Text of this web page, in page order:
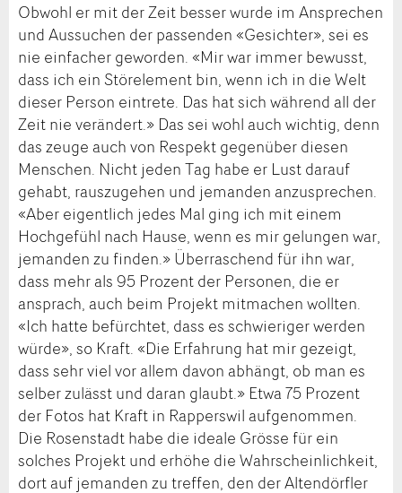
Obwohl er mit der Zeit besser wurde im Ansprechen
und Aussuchen der passenden «Gesichter», sei es
nie einfacher geworden. «Mir war immer bewusst,
dass ich ein Störelement bin, wenn ich in die Welt
dieser Person eintrete. Das hat sich während all der
Zeit nie verändert.» Das sei wohl auch wichtig, denn
das zeuge auch von Respekt gegenüber diesen
Menschen. Nicht jeden Tag habe er Lust darauf
gehabt, rauszugehen und jemanden anzusprechen.
«Aber eigentlich jedes Mal ging ich mit einem
Hochgefühl nach Hause, wenn es mir gelungen war,
jemanden zu finden.» Überraschend für ihn war,
dass mehr als 95 Prozent der Personen, die er
ansprach, auch beim Projekt mitmachen wollten.
«Ich hatte befürchtet, dass es schwieriger werden
würde», so Kraft. «Die Erfahrung hat mir gezeigt,
dass sehr viel vor allem davon abhängt, ob man es
selber zulässt und daran glaubt.» Etwa 75 Prozent
der Fotos hat Kraft in Rapperswil aufgenommen.
Die Rosenstadt habe die ideale Grösse für ein
solches Projekt und erhöhe die Wahrscheinlichkeit,
dort auf jemanden zu treffen, den der Altendörfler